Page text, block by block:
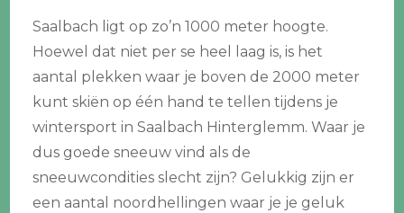
Saalbach ligt op zo’n 1000 meter hoogte.
Hoewel dat niet per se heel laag is, is het
aantal plekken waar je boven de 2000 meter
kunt skiën op één hand te tellen tijdens je
wintersport in Saalbach Hinterglemm. Waar je
dus goede sneeuw vind als de
sneeuwcondities slecht zijn? Gelukkig zijn er
een aantal noordhellingen waar je je geluk